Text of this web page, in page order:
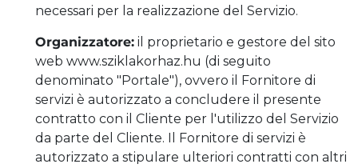
necessari per la realizzazione del Servizio.
Organizzatore: il proprietario e gestore del sito
web www.sziklakorhaz.hu (di seguito
denominato "Portale"), ovvero il Fornitore di
servizi è autorizzato a concludere il presente
contratto con il Cliente per l'utilizzo del Servizio
da parte del Cliente. Il Fornitore di servizi è
autorizzato a stipulare ulteriori contratti con altri